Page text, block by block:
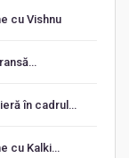
cu Vishnu
în cadrul…
cu Kalki…